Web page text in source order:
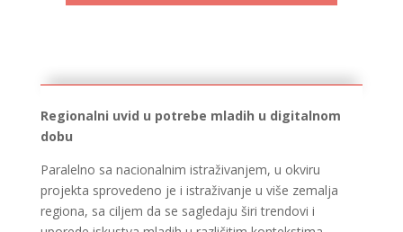
Regionalni uvid u potrebe mladih u digitalnom
dobu
Paralelno sa nacionalnim istraživanjem, u okviru
projekta sprovedeno je i istraživanje u više zemalja
regiona, sa ciljem da se sagledaju širi trendovi i